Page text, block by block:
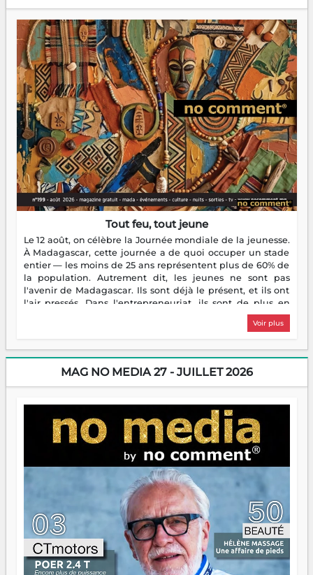
Tout feu, tout jeune
Le 12 août, on célèbre la Journée mondiale de la jeunesse.
À Madagascar, cette journée a de quoi occuper un stade
entier — les moins de 25 ans représentent plus de 60% de
la population. Autrement dit, les jeunes ne sont pas
l'avenir de Madagascar. Ils sont déjà le présent, et ils ont
l'air pressés. Dans l'entrepreneuriat, ils sont de plus en
plus nombreux à se lancer, à créer, à risquer — souvent
sans filet, souvent sans aide, mais toujours avec cette
dorment vraiment la nuit. En culture, les nouvelles sont
encore meilleures. Aina Rasamoelina vient de décrocher le
Prix RFI Instrumental Afrique. Miangaly Elia rafle le Prix
jeunes qui tiennent la torche. Alors oui, on pourrait
s'arrêter là, applaudir et rentrer chez soi satisfait. Mais ce
serait passer à côté d'une chose essentielle. La fougue, ça
brûle fort — et parfois, ça brûle vite. Une flamme sans
direction peut éclairer autant qu'elle peut consumer. C'est
là que les aînés entrent en scène — pas pour reprendre le
gouvernail, mais pour montrer où sont les récifs. Les jeunes
ont la force, les vieux ont l'expérience, comme on dit. Ce
n'est pas un combat de générations — c'est une question
d'équipage. Partagez vos réussites, mais aussi vos échecs.
Surtout vos échecs, d'ailleurs — ils enseignent mieux que
n'importe quel manuel. À Madagascar, la barque avance.
Il faut juste s'assurer que tout le monde rame dans le
même sens.
Voir plus
MAG NO MEDIA 27 - JUILLET 2026